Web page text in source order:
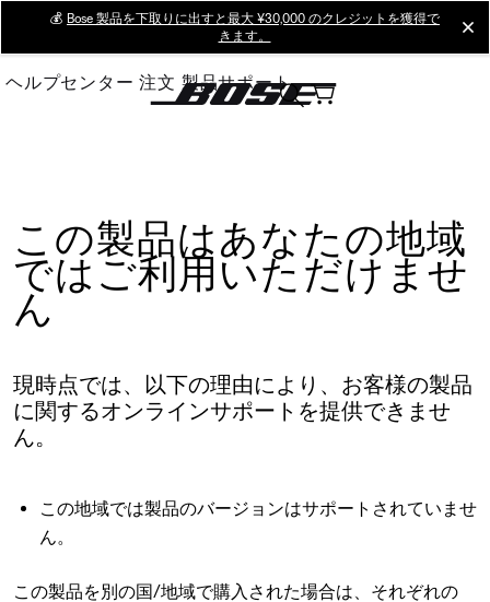
Main
💰 Bose 製品を下取りに出すと最大 ¥30,000 のクレジットを獲得で
きます。
ヘルプセンター 注文 製品サポート
この製品はあなたの地域
ではご利用いただけませ
ん
現時点では、以下の理由により、お客様の製品
に関するオンラインサポートを提供できませ
ん。
この地域では製品のバージョンはサポートされていませ
ん。
この製品を別の国/地域で購入された場合は、それぞれの